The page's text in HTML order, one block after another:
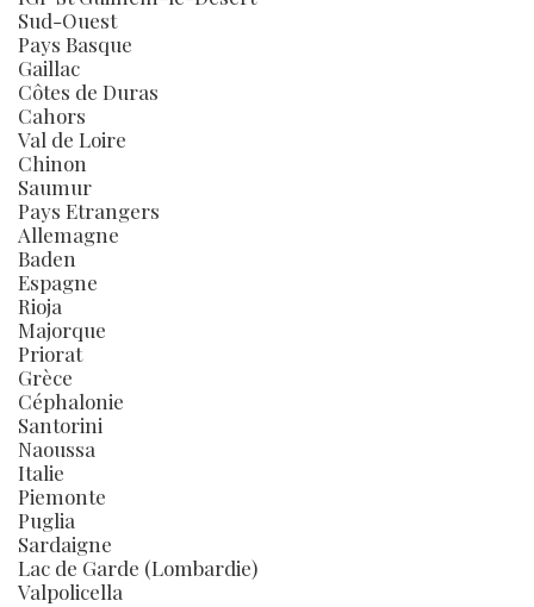
Sud-Ouest
Pays Basque
Gaillac
Côtes de Duras
Cahors
Val de Loire
Chinon
Saumur
Pays Etrangers
Allemagne
Baden
Espagne
Rioja
Majorque
Priorat
Grèce
Céphalonie
Santorini
Naoussa
Italie
Piemonte
Puglia
Sardaigne
Lac de Garde (Lombardie)
Valpolicella